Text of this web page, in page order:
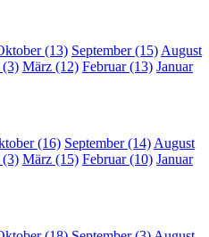
(13) September (15) August
März (12) Februar (13) Januar
(16) September (14) August
März (15) Februar (10) Januar